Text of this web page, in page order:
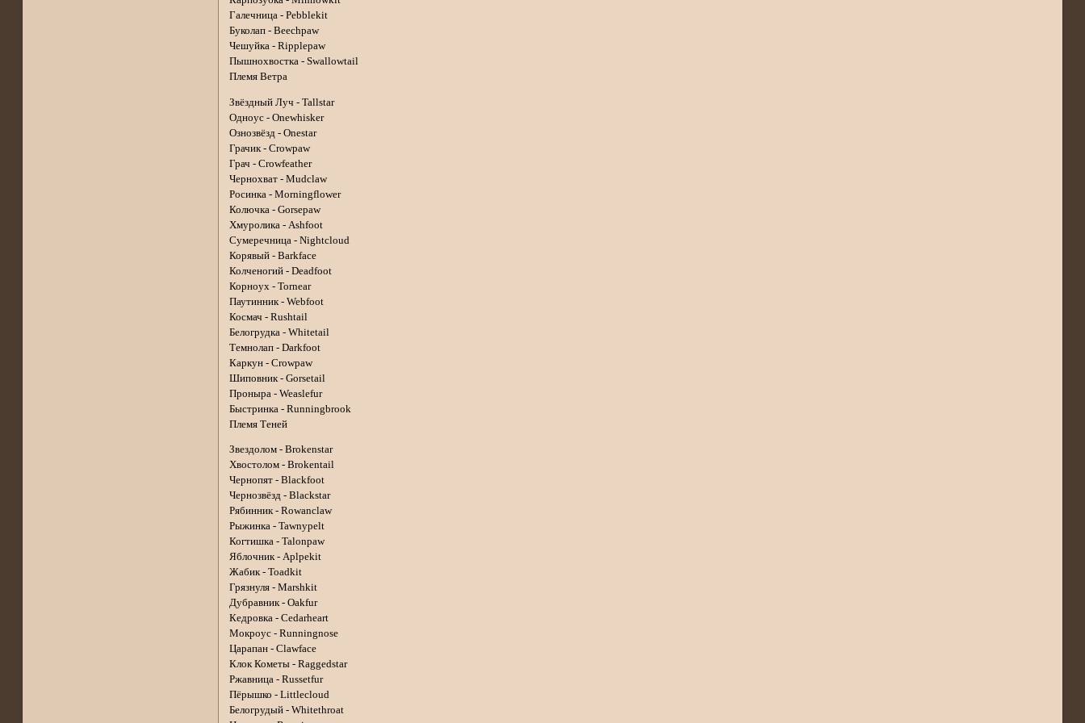
Галечница - Pebblekit
Буколап - Beechpaw
Чешуйка - Ripplepaw
Пышнохвостка - Swallowtail
Племя Ветра
Звёздный Луч - Tallstar
Одноус - Onewhisker
Ознозвёзд - Onestar
Грачик - Crowpaw
Грач - Crowfeather
Чернохват - Mudclaw
Росинка - Morningflower
Колючка - Gorsepaw
Хмуролика - Ashfoot
Сумеречница - Nightcloud
Корявый - Barkface
Колченогий - Deadfoot
Корноух - Tornear
Паутинник - Webfoot
Космач - Rushtail
Белогрудка - Whitetail
Темнолап - Darkfoot
Каркун - Crowpaw
Шиповник - Gorsetail
Проныра - Weaslefur
Быстринка - Runningbrook
Племя Теней
Звездолом - Brokenstar
Хвостолом - Brokentail
Чернопят - Blackfoot
Чернозвёзд - Blackstar
Рябинник - Rowanclaw
Рыжинка - Tawnypelt
Когтишка - Talonpaw
Яблочник - Aplpekit
Жабик - Toadkit
Грязнуля - Marshkit
Дубравник - Oakfur
Кедровка - Cedarheart
Мокроус - Runningnose
Царапан - Clawface
Клок Кометы - Raggedstar
Ржавница - Russetfur
Пёрышко - Littlecloud
Белогрудый - Whitethroat